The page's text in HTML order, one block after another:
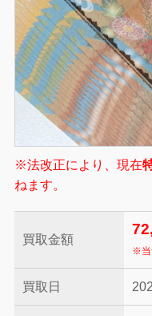
※法改正により、現在
ねます。
買取金額
※当
買取日